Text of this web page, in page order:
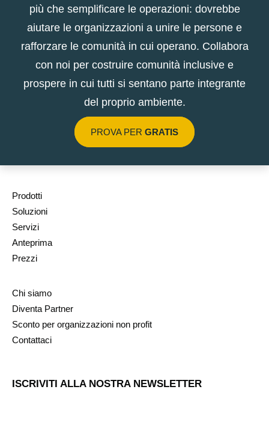
più che semplificare le operazioni: dovrebbe
aiutare le organizzazioni a unire le persone e
rafforzare le comunità in cui operano. Collabora
con noi per costruire comunità inclusive e
prospere in cui tutti si sentano parte integrante
del proprio ambiente.
PROVA PER GRATIS
Prodotti
Soluzioni
Servizi
Anteprima
Prezzi
Chi siamo
Diventa Partner
Sconto per organizzazioni non profit
Contattaci
ISCRIVITI ALLA NOSTRA NEWSLETTER